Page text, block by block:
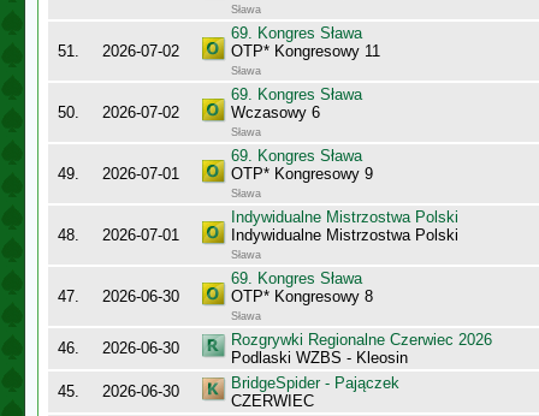
Sława
51. 2026-07-02
69. Kongres Sława
OTP* Kongresowy 11
Sława
50. 2026-07-02
69. Kongres Sława
Wczasowy 6
Sława
49. 2026-07-01
69. Kongres Sława
OTP* Kongresowy 9
Sława
48. 2026-07-01
Indywidualne Mistrzostwa Polski
Indywidualne Mistrzostwa Polski
Sława
47. 2026-06-30
69. Kongres Sława
OTP* Kongresowy 8
Sława
46. 2026-06-30
Rozgrywki Regionalne Czerwiec 2026
Podlaski WZBS - Kleosin
45.
2026-06-30
BridgeSpider - Pajączek
CZERWIEC